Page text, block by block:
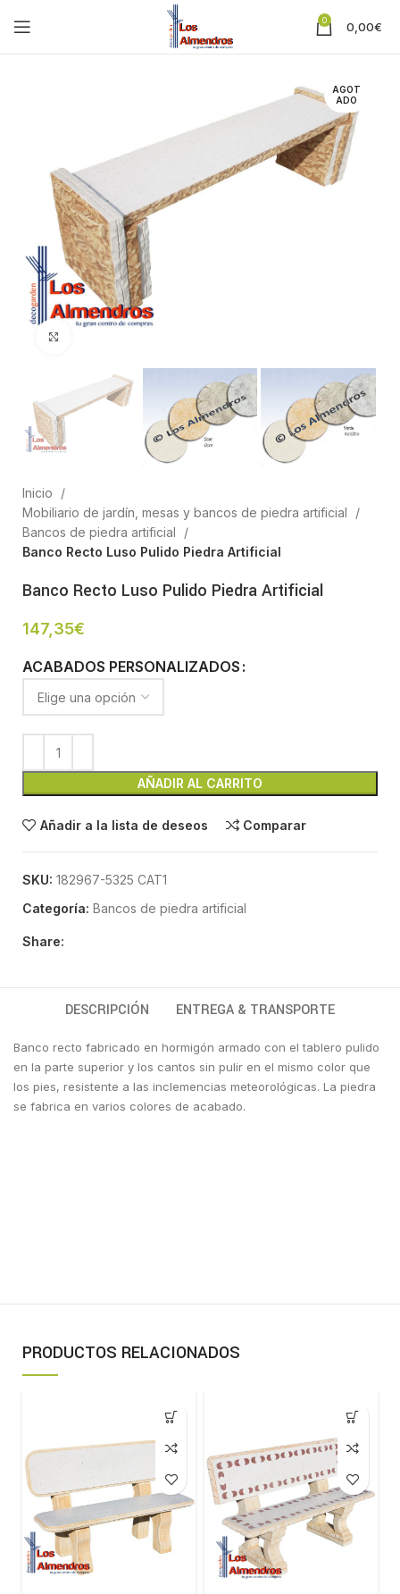
0 0,00€
AGOT
ADO
Inicio
Mobiliario de jardín, mesas y bancos de piedra artificial
Bancos de piedra artificial
Banco Recto Luso Pulido Piedra Artificial
Banco Recto Luso Pulido Piedra Artificial
147,35€
ACABADOS PERSONALIZADOS
AÑADIR AL CARRITO
Añadir a la lista de deseos Comparar
SKU: 182967-5325 CAT1
Categoría: Bancos de piedra artificial
Share:
DESCRIPCIÓN ENTREGA & TRANSPORTE
Banco recto fabricado en hormigón armado con el tablero pulido
en la parte superior y los cantos sin pulir en el mismo color que
los pies, resistente a las inclemencias meteorológicas. La piedra
se fabrica en varios colores de acabado.
PRODUCTOS RELACIONADOS